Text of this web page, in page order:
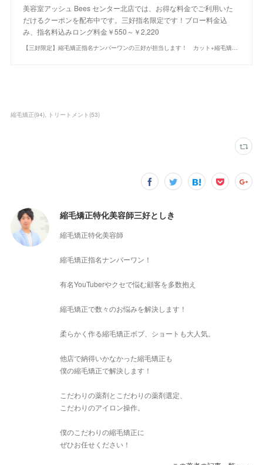
美容室アッシュ Bees センター北店では、お得な料金でご利用いた
だけるクーポンを配布中です。三好指名限定です！ブロー料金込
み、指名料込みロング料金￥550～￥2,220
【三好限定】縮毛矯正指名ナンバーワンの三好が担当します！ カット+縮毛矯正+シャンプー｜クーポン・メニュー｜Bees センター北店｜ヘアサロン・美容院｜Ash オフィシャルサイト
縮毛矯正(94) トリートメント (53)
縮毛矯正特化美容師三好としき
縮毛矯正特化美容師
縮毛矯正指名ナンバーワン！
有名YouTuberやクセで悩む顧客を多数抱え
縮毛矯正で数々のお悩みを解決します！
柔らかく作る縮毛矯正ボブ、ショートも大人気。
他店で納得いかなかった縮毛矯正も
僕の縮毛矯正で解決します！
こだわりの薬剤とこだわりの薬剤選定、
こだわりのアイロン操作。
僕のこだわりの縮毛矯正に
ぜひお任せください！